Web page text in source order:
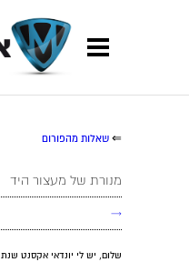
⇐ שאלות מהפורום
מנורת של מעצור היד
→
שלום, יש לי יונדאי אקסנט שנת 2000